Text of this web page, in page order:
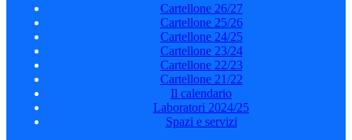
Cartellone 26/27
Cartellone 25/26
Cartellone 24/25
Cartellone 23/24
Cartellone 22/23
Cartellone 21/22
Il calendario
Laboratori 2024/25
Spazi e servizi